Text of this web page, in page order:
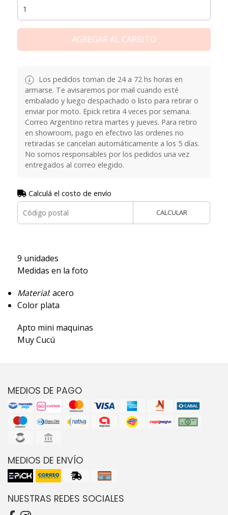
AGREGAR AL CARRITO
Los pedidos toman de 24 a 72 hs horas en
armarse. Te avisaremos por mail cuando esté
embalado y luego despachado o listo para retirar o
enviar por moto. Epick retira 4 veces por semana.
Correo Argentino retira martes y jueves. Para retiro
en showroom, pago en efectivo las ordenes no
retiradas se cancelan automáticamente a los 5 días.
No somos responsables por los pedidos una vez
entregados al correo elegido.
Calculá el costo de envío
CALCULAR
9 unidades
Medidas en la foto
Material: acero
Color plata
Apto mini maquinas
Muy Cucú
MEDIOS DE PAGO
MEDIOS DE ENVÍO
NUESTRAS REDES SOCIALES